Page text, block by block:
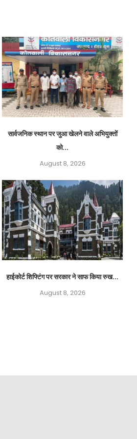
सार्वजनिक स्थान पर जुआ खेलने वाले अभियुक्तों
को...
August 8, 2026
हाईकोर्ट शिफ्टिंग पर सरकार ने साफ किया रुख...
August 8, 2026